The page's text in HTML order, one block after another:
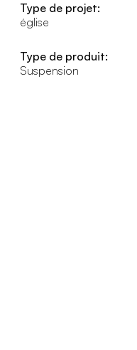
Type de projet:
église
Type de produit:
Suspension